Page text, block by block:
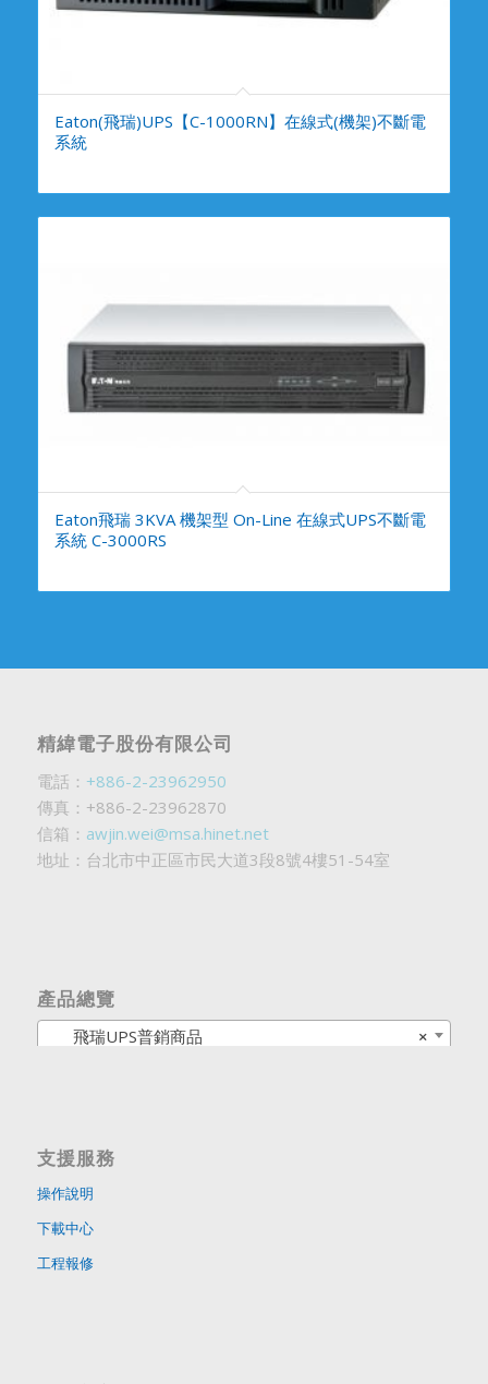
Eaton(飛瑞)UPS【C-1000RN】在線式(機架)不斷電
系統
Eaton飛瑞 3KVA 機架型 On-Line 在線式UPS不斷電
系統 C-3000RS
精緯電子股份有限公司
電話： +886-2-23962950
傳真：+886-2-23962870
信箱： awjin.wei@msa.hinet.net
地址：台北市中正區市民大道3段8號4樓51-54室
產品總覽
×
飛瑞UPS普銷商品
支援服務
操作說明
下載中心
工程報修